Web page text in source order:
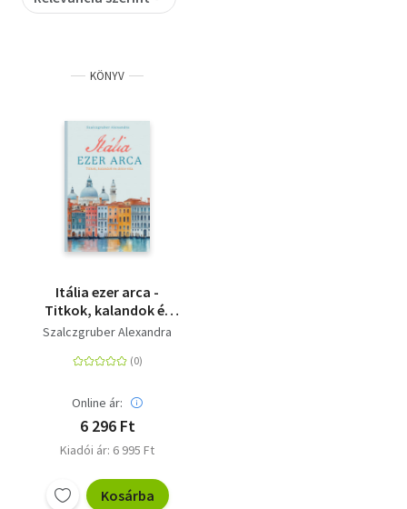
Tankönyv, segédkönyv
Társadalomtudomány
Természettudomány
Történelem
KÖNYV
Itália ezer arca -
Titkok, kalandok és
dolce vita
Szalczgruber Alexandra
Online ár:
6 296 Ft
Kiadói ár: 6 995 Ft
Kosárba